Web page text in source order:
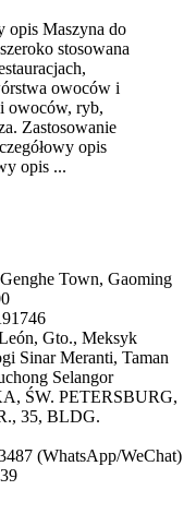
opis Maszyna do
stosowana
owoców i
owoców, ryb,
Zastosowanie
opis
opis ...
Town, Gaoming
Gto., Meksyk
Sinar Meranti, Taman
Selangor
ŚW. PETERSBURG,
35, BLDG.
(WhatsApp/WeChat)